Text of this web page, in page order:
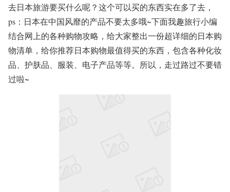
去日本旅游要买什么呢？这个可以买的东西实在多了去，
ps：日本在中国风靡的产品不要太多哦~下面我趣旅行小编
结合网上的各种购物攻略，给大家整出一份超详细的日本购
物清单，给你推荐日本购物最值得买的东西，包含各种化妆
品、护肤品、服装、电子产品等等。所以，走过路过不要错
过啦~